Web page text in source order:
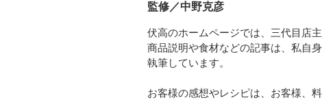
監修／中野克彦
伏高のホームページでは、三代目店
商品説明や食材などの記事は、私自
執筆しています。
お客様の感想やレシピは、お客様、